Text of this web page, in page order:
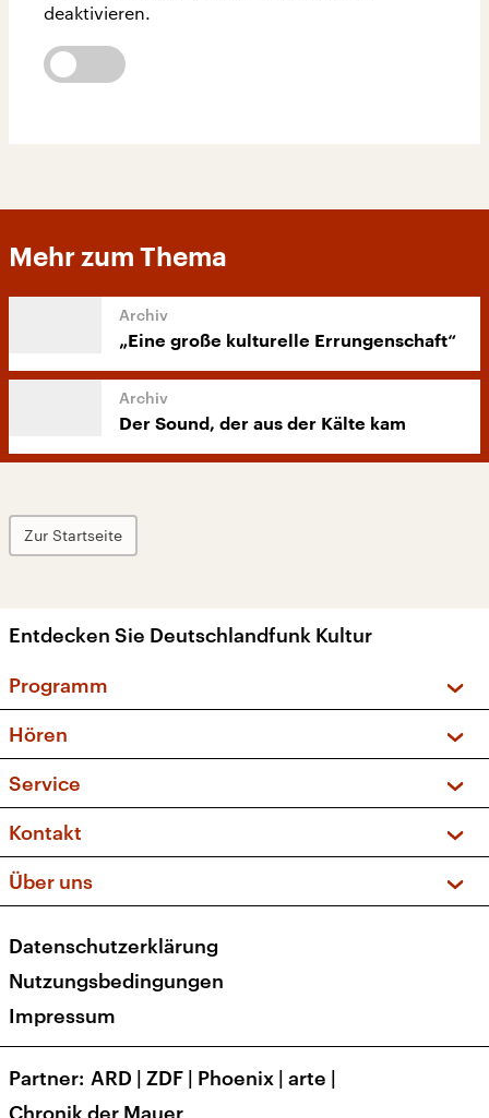
deaktivieren.
Mehr zum Thema
„Eine große kulturelle Errungenschaft“
Der Sound, der aus der Kälte kam
Zur Startseite
Entdecken Sie Deutschlandfunk Kultur
Programm
Sendungen und Podcasts
Musikliste
Kakadu – Das Kinderprogramm
Hören
Frequenzen (UKW + DAB+)
Service
FAQ
Apps
Newsletter
Veranstaltungen
Kontakt
Social Media
Über uns
Presse
Karriere
Transparenz
Datenschutzerklärung
Nutzungsbedingungen
Impressum
Partner ARD | ZDF | Phoenix | arte |
Chronik der Mauer